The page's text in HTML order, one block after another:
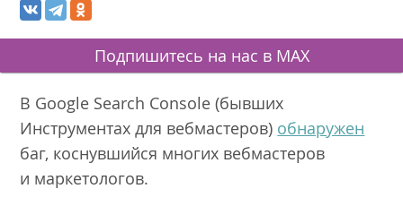
Подпишитесь на нас в MAX
В Google Search Console (бывших
Инструментах для вебмастеров) обнаружен
баг, коснувшийся многих вебмастеров
и маркетологов.